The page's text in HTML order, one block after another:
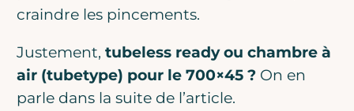
craindre les pincements.
Justement,tubeless ready ou chambre à
air (tubetype) pour le 700×45 ? On en
parle dans la suite de l’article.